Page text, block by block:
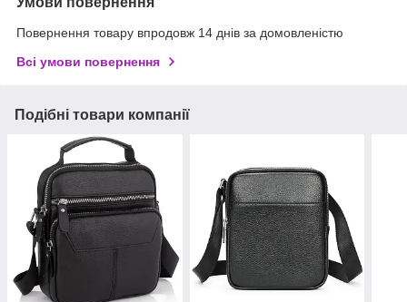
Повернення товару впродовж 14 днів за домовленістю
Всі умови повернення
Подібні товари компанії